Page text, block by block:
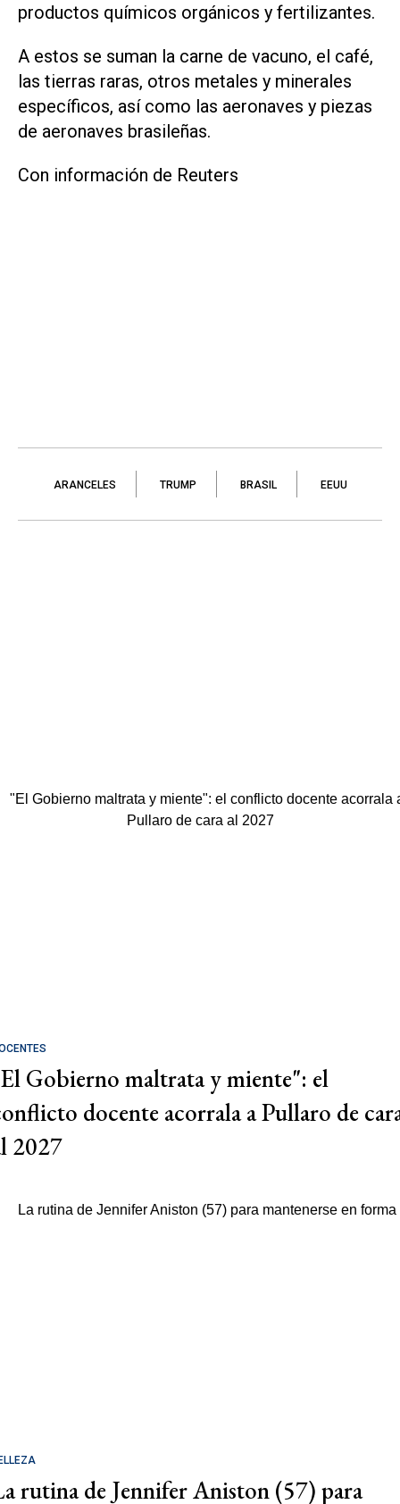
productos químicos orgánicos y fertilizantes.
A estos se suman la carne de vacuno, el café,
las tierras raras, otros metales y minerales
específicos, así como las aeronaves y piezas
de aeronaves brasileñas.
Con información de Reuters
ARANCELES TRUMP BRASIL EEUU
Gobierno maltrata y miente": el
docente acorrala a Pullaro de
2027
rutina de Jennifer Aniston (57) para